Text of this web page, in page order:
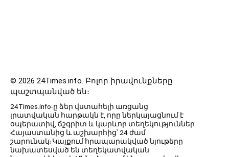
© 2026 24Times.info․ Բոլոր իրավունքները
պաշտպանված են։
24Times.info-ը ձեր վստահելի առցանց
լրատվական հարթակն է, որը ներկայացնում է
օպերատիվ, ճշգրիտ և կարևոր տեղեկություններ
Հայաստանից և աշխարհից՝ 24 ժամ
շարունակ։Կայքում հրապարակված նյութերը
նախատեսված են տեղեկատվական